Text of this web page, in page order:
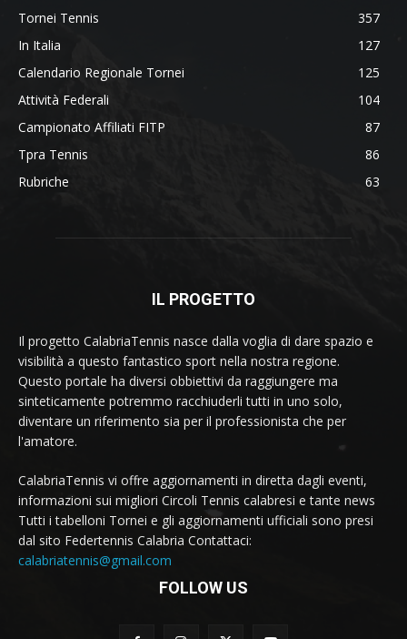
Tornei Tennis
357
In Italia
127
Calendario Regionale Tornei
125
Attività Federali
104
Campionato Affiliati FITP
87
Tpra Tennis
86
Rubriche
63
IL PROGETTO
Il progetto CalabriaTennis nasce dalla voglia di dare spazio e
visibilità a questo fantastico sport nella nostra regione.
Questo portale ha diversi obbiettivi da raggiungere ma
sinteticamente potremmo racchiuderli tutti in uno solo,
diventare un riferimento sia per il professionista che per
l'amatore.
CalabriaTennis vi offre aggiornamenti in diretta dagli eventi,
informazioni sui migliori Circoli Tennis calabresi e tante news
Tutti i tabelloni Tornei e gli aggiornamenti ufficiali sono presi
dal sito Federtennis Calabria Contattaci:
calabriatennis@gmail.com
FOLLOW US